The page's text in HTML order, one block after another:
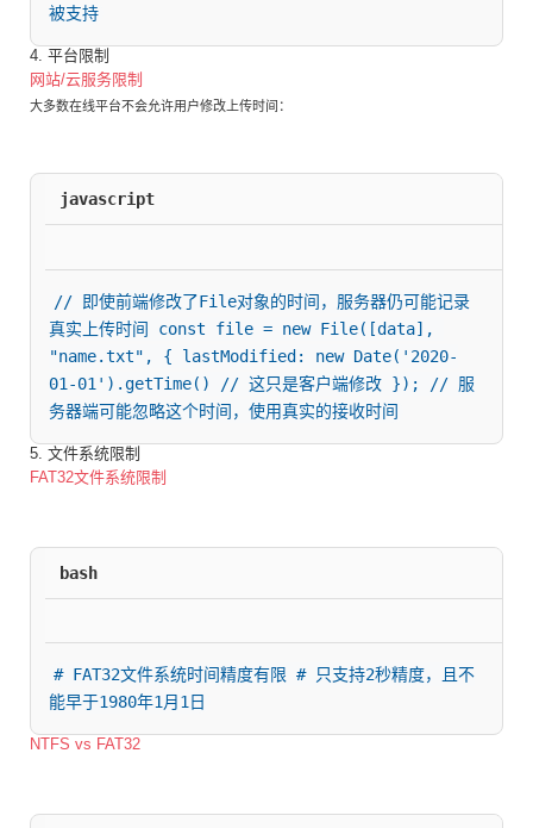
被支持
4. 平台限制
网站/云服务限制
大多数在线平台不会允许用户修改上传时间：
javascript
// 即使前端修改了File对象的时间，服务器仍可能记录
真实上传时间 const file = new File([data],
"name.txt", { lastModified: new Date('2020-
01-01').getTime() // 这只是客户端修改 }); // 服
务器端可能忽略这个时间，使用真实的接收时间
5. 文件系统限制
FAT32文件系统限制
bash
# FAT32文件系统时间精度有限 # 只支持2秒精度，且不
能早于1980年1月1日
NTFS vs FAT32